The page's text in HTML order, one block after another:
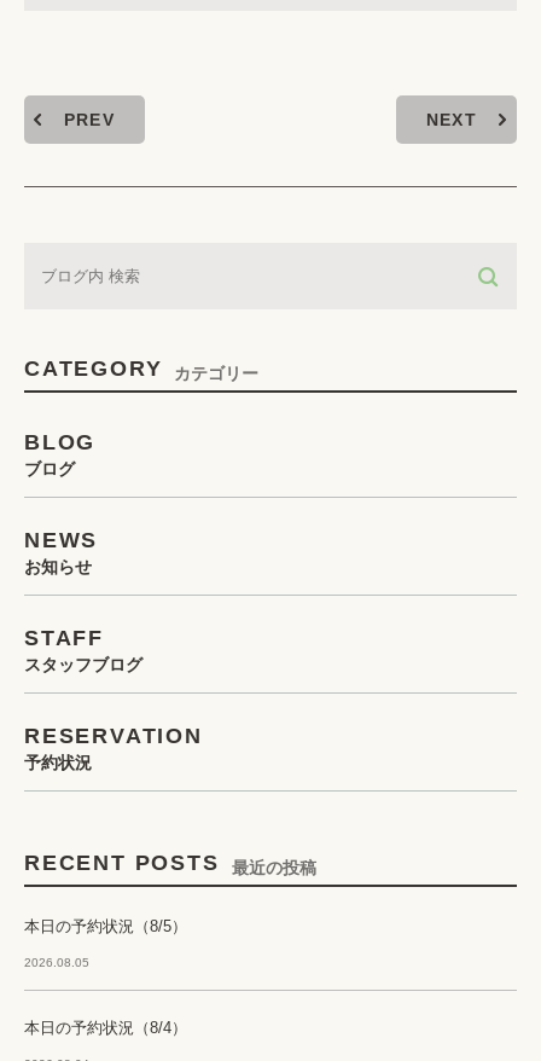
PREV NEXT
CATEGORY カテゴリー
BLOG
ブログ
NEWS
お知らせ
STAFF
スタッフブログ
RESERVATION
予約状況
RECENT POSTS 最近の投稿
本日の予約状況（8/5）
2026.08.05
本日の予約状況（8/4）